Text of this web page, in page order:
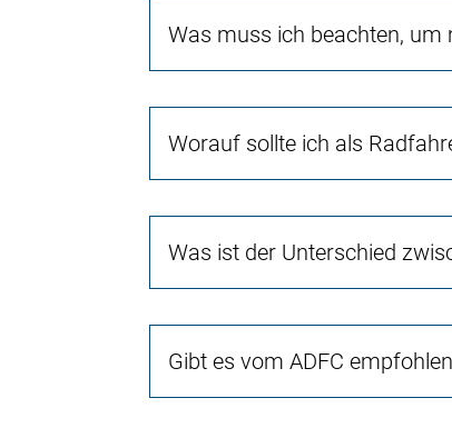
Was muss ich beachten,
Worauf sollte ich als
Was ist der Unterschied
Gibt es vom ADFC